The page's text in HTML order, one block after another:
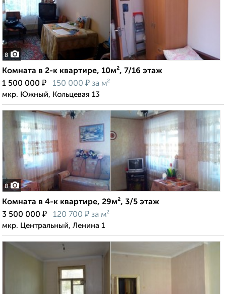
8
Комната в 2-к квартире, 10м², 7/16 этаж
1 500 000 ₽ 150 000 ₽ за м²
мкр. Южный, Кольцевая 13
8
Комната в 4-к квартире, 29м², 3/5 этаж
3 500 000 ₽ 120 700 ₽ за м²
мкр. Центральный, Ленина 1